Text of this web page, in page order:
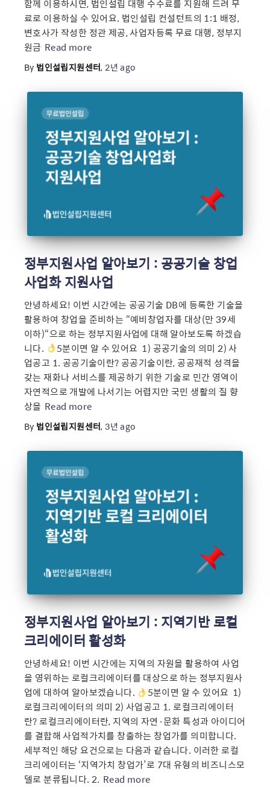
함께 이용하시면, 법인설립 대행 수수료를 지원해 드려 무
료로 이용하실 수 있어요. 법인설립 컨설턴트의 1:1 배정,
변호사가 작성한 정관 제공, 사업자등록 무료 대행, 정부지
원금 Read more
By 법인설립지원센터,2년 ago
정부지원사업 알아보기 : 공공기술 창업
사업화 지원사업
안녕하세요! 이번 시간에는 공공기술 DB에 등록한 기술을
활용하여 창업을 준비하는 “예비창업자를 대상(만 39세
이하)“으로 하는 정부지원사업에 대해 알아보도록 하겠습
니다.
5분이면 알 수 있어요 ​ 1) 공공기술의 의미 2) 사
업공고 1. 공공기술이란? 공공기술이란, 공공재적 성격을
갖는 재화나 서비스를 제공하기 위한 기술로 민간 영역이
자연적으로 개발에 나서기는 어렵지만 국민 생활의 질 향
상을 Read more
By 법인설립지원센터,3년 ago
정부지원사업 알아보기 : 지역기반 로컬
크리에이터 활성화
안녕하세요! 이번 시간에는 지역의 자원을 활용하여 사업
을 영위하는 로컬크리에이터를 대상으로 하는 정부지원사
업에 대하여 알아보겠습니다.
5분이면 알 수 있어요 ​ 1)
로컬크리에이터의 의미 2) 사업공고 1. 로컬크리에이터
란? 로컬크리에이터란, 지역의 자연·문화 특성과 아이디어
를 결합해 사업적가치를 창출하는 창업가를 의미합니다.
세부적인 해당 요건으로는 다음과 같습니다. 이러한 로컬
크리에이터는 ‘지역가치 창업가’로 7대 유형의 비즈니스모
델로 분류됩니다. 2. Read more